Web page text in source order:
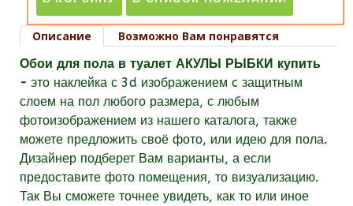
Описание
Возможно Вам понравятся
Обои для пола в туалет АКУЛЫ РЫБКИ купить
- это наклейка с 3d изображением c защитным
слоем на пол любого размера, с любым
фотоизображением из нашего каталога, также
можете предложить своё фото, или идею для пола.
Дизайнер подберет Вам варианты, а если
предоставите фото помещения, то визуализацию.
Так Вы сможете точнее увидеть, как то или иное